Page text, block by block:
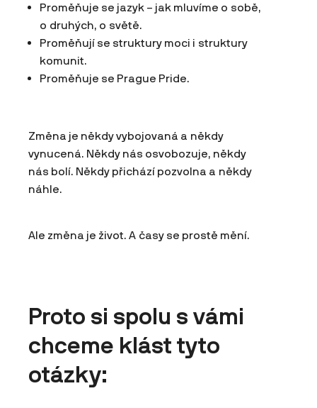
Proměňuje se jazyk – jak mluvíme o sobě,
o druhých, o světě.
Proměňují se struktury moci i struktury
komunit.
Proměňuje se Prague Pride.
Změna je někdy vybojovaná a někdy
vynucená. Někdy nás osvobozuje, někdy
nás bolí. Někdy přichází pozvolna a někdy
náhle.
Ale změna je život. A časy se prostě mění.
Proto si spolu s vámi
chceme klást tyto
otázky: